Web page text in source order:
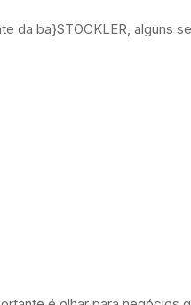
da ba}STOCKLER, alguns